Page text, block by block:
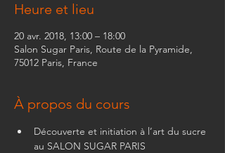
Heure et lieu
20 avr. 2018, 13:00 – 18:00
Salon Sugar Paris, Route de la Pyramide,
75012 Paris, France
À propos du cours
Découverte et initiation à l’art du sucre
au SALON SUGAR PARIS